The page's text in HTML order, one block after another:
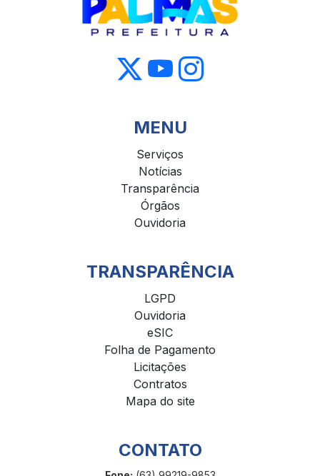
MENU
Serviços
Notícias
Transparência
Órgãos
Ouvidoria
TRANSPARÊNCIA
LGPD
Ouvidoria
eSIC
Folha de Pagamento
Licitações
Contratos
Mapa do site
CONTATO